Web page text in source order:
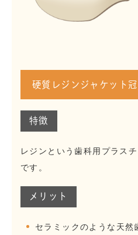
硬質レジンジャケット冠
特徴
レジンという歯科用プラス
です。
メリット
セラミックのような天然